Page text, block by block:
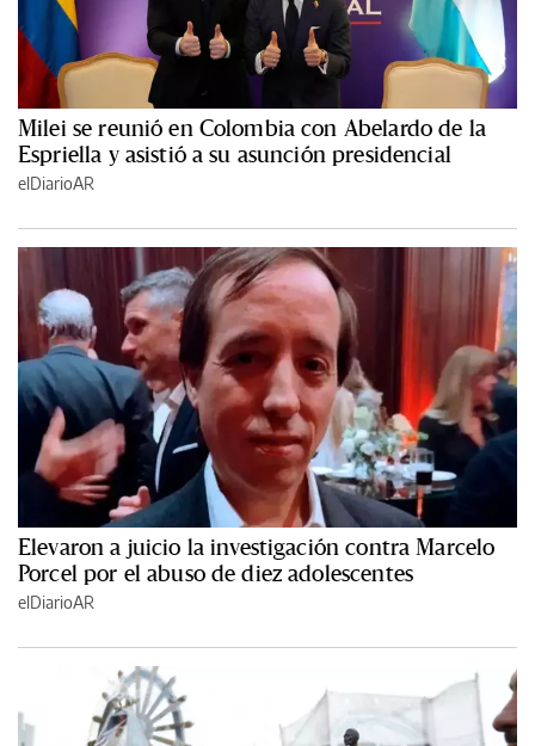
Milei se reunió en Colombia con Abelardo de la
Espriella y asistió a su asunción presidencial
elDiarioAR
Elevaron a juicio la investigación contra Marcelo
Porcel por el abuso de diez adolescentes
elDiarioAR